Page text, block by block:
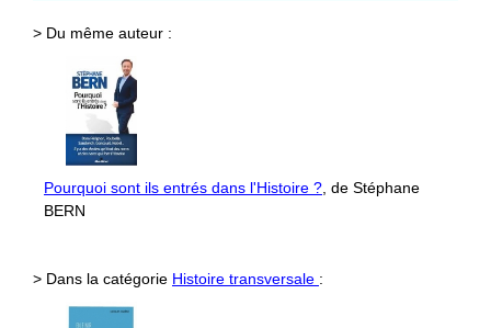
> Du même auteur :
Pourquoi sont ils entrés dans l'Histoire ?, de Stéphane
BERN
> Dans la catégorie Histoire transversale :